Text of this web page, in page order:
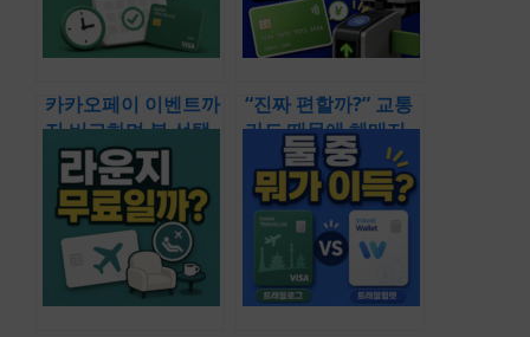
카카오페이 이벤트까
지 비교하며 본 선택
기준 (하나 트래블로
그 혜택 체크카드 당
일 발급 받는법)
“진짜 편할까?” 교통
카드 때문에 헤매지
않는 여행의 핵심 정
리 (하나 트래블로그
체크카드 일본 결제
지하철 사용법)